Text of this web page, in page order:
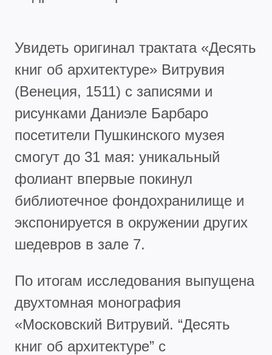
Увидеть оригинал трактата «Десять
книг об архитектуре» Витрувия
(Венеция, 1511) с записями и
рисунками Даниэле Барбаро
посетители Пушкинского музея
смогут до 31 мая: уникальный
фолиант впервые покинул
библиотечное фондохранилище и
экспонируется в окружении других
шедевров в зале 7.
По итогам исследования выпущена
двухтомная монография
«Московский Витрувий. “Десять
книг об архитектуре” с